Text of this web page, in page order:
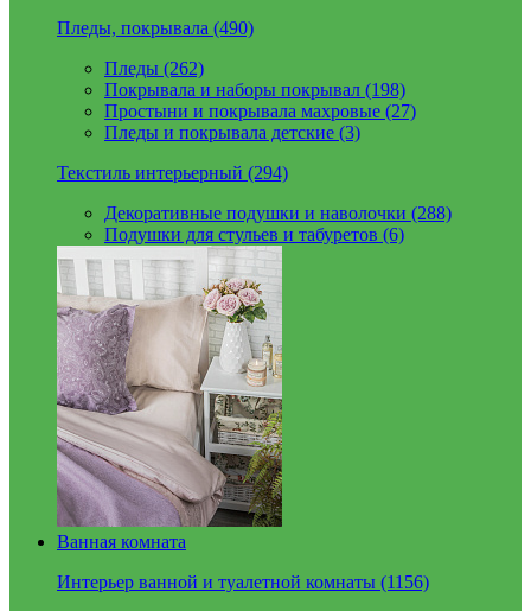
Пледы, покрывала (490)
Пледы (262)
Покрывала и наборы покрывал (198)
Простыни и покрывала махровые (27)
Пледы и покрывала детские (3)
Текстиль интерьерный (294)
Декоративные подушки и наволочки (288)
Подушки для стульев и табуретов (6)
Ванная комната
Интерьер ванной и туалетной комнаты (1156)